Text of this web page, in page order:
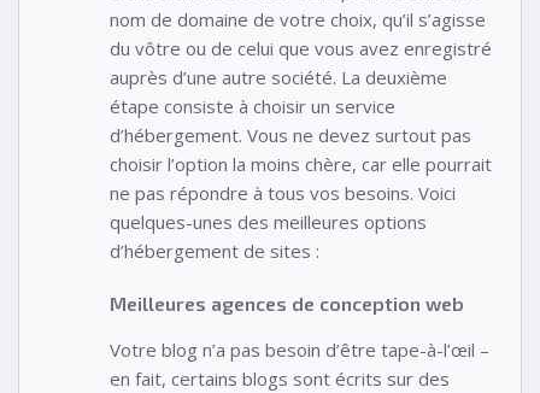
nom de domaine de votre choix, qu’il s’agisse
du vôtre ou de celui que vous avez enregistré
auprès d’une autre société. La deuxième
étape consiste à choisir un service
d’hébergement. Vous ne devez surtout pas
choisir l’option la moins chère, car elle pourrait
ne pas répondre à tous vos besoins. Voici
quelques-unes des meilleures options
d’hébergement de sites :
Meilleures agences de conception web
Votre blog n’a pas besoin d’être tape-à-l’œil –
en fait, certains blogs sont écrits sur des